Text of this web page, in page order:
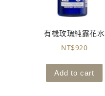
有機玫瑰純露花水
NT$920
Add to cart